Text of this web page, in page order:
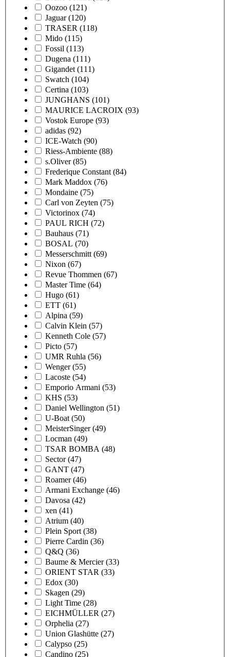
Oozoo (121)
Jaguar (120)
TRASER (118)
Mido (115)
Fossil (113)
Dugena (111)
Gigandet (111)
Swatch (104)
Certina (103)
JUNGHANS (101)
MAURICE LACROIX (93)
Vostok Europe (93)
adidas (92)
ICE-Watch (90)
Riess-Ambiente (88)
s.Oliver (85)
Frederique Constant (84)
Mark Maddox (76)
Mondaine (75)
Carl von Zeyten (75)
Victorinox (74)
PAUL RICH (72)
Bauhaus (71)
BOSAL (70)
Messerschmitt (69)
Nixon (67)
Revue Thommen (67)
Master Time (64)
Hugo (61)
ETT (61)
Alpina (59)
Calvin Klein (57)
Kenneth Cole (57)
Picto (57)
UMR Ruhla (56)
Wenger (55)
Lacoste (54)
Emporio Armani (53)
KHS (53)
Daniel Wellington (51)
U-Boat (50)
MeisterSinger (49)
Locman (49)
TSAR BOMBA (48)
Sector (47)
GANT (47)
Roamer (46)
Armani Exchange (46)
Davosa (42)
xen (41)
Atrium (40)
Plein Sport (38)
Pierre Cardin (36)
Q&Q (36)
Baume & Mercier (33)
ORIENT STAR (33)
Edox (30)
Skagen (29)
Light Time (28)
EICHMÜLLER (27)
Orphelia (27)
Union Glashütte (27)
Calypso (25)
Candino (25)